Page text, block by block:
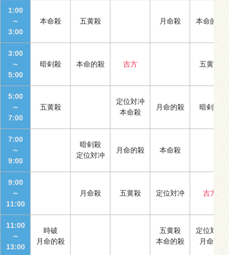
1:00
～
3:00
本命殺 五黄殺 月命殺 本命的殺
3:00
～
5:00
暗剣殺 本命的殺 吉方 五黄殺
5:00
～
7:00
五黄殺
定位対冲
本命殺
月命的殺 暗剣殺
7:00
～
9:00
暗剣殺
定位対冲
月命的殺 本命殺
9:00
～
11:00
月命殺 五黄殺 定位対冲 吉方
11:00
～
13:00
時破
月命的殺
五黄殺
本命的殺
定位対冲
月命殺